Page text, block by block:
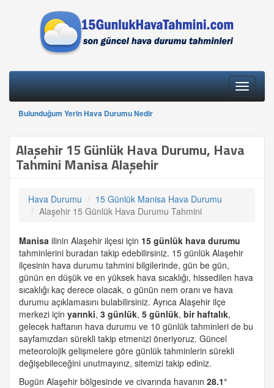
Toggle
Bulunduğum Yerin Hava Durumu Nedir
Alaşehir 15 Günlük Hava Durumu, Hava
Tahmini Manisa Alaşehir
Hava Durumu
15 Günlük Manisa Hava Durumu
Alaşehir 15 Günlük Hava Durumu Tahmini
Manisa ilinin Alaşehir ilçesi için 15 günlük hava durumu
tahminlerini buradan takip edebilirsiniz. 15 günlük Alaşehir
ilçesinin hava durumu tahmini bilgilerinde, gün be gün,
günün en düşük ve en yüksek hava sıcaklığı, hissedilen hava
sıcaklığı kaç derece olacak, o günün nem oranı ve hava
durumu açıklamasını bulabilirsiniz. Ayrıca Alaşehir ilçe
merkezi için yarınki, 3 günlük, 5 günlük, bir haftalık,
gelecek haftanın hava durumu ve 10 günlük tahminleri de bu
sayfamızdan sürekli takip etmenizi öneriyoruz. Güncel
meteorolojik gelişmelere göre günlük tahminlerin sürekli
değişebileceğini unutmayınız, sitemizi takip ediniz.
Bugün Alaşehir bölgesinde ve civarında havanın 28.1°